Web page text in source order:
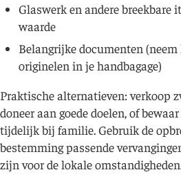
Glaswerk en andere breekbare
waarde
Belangrijke documenten
originelen in je handbagage)
Praktische alternatieven: verkoop
doneer aan goede doelen, of
tijdelijk bij familie. Gebruik de
bestemming passende
zijn voor de lokale